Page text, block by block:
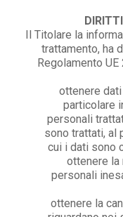
Il Titolare la
trattamento, ha
Regolamento
ottenere
particolare
personali
sono trattati, al
cui i dati sono
ottenere la
personali
ottenere la